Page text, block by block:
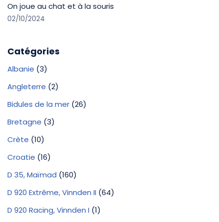
On joue au chat et à la souris
02/10/2024
Catégories
Albanie (3)
Angleterre (2)
Bidules de la mer (26)
Bretagne (3)
Crète (10)
Croatie (16)
D 35, Maïmad (160)
D 920 Extrême, Vinnden II (64)
D 920 Racing, Vinnden I (1)